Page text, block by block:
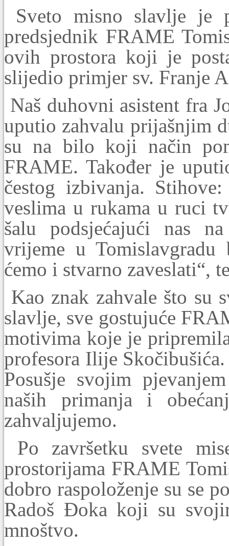
Sveto misno slavlje je
predsjednik FRAME
ovih prostora koji je
slijedio primjer sv. Franje
Naš duhovni asistent fra
uputio zahvalu prijašnjim
su na bilo koji način
FRAME. Također je
čestog izbivanja.
veslima u rukama u ruci
šalu podsjećajući nas
vrijeme u
ćemo i stvarno zaveslati“,
Kao znak zahvale što su
slavlje, sve gostujuće
motivima koje je
profesora Ilije
Posušje svojim
naših primanja i
zahvaljujemo.
Po završetku svete
prostorijama FRAME
dobro raspoloženje su se
Radoš Đoka koji su
mnoštvo.